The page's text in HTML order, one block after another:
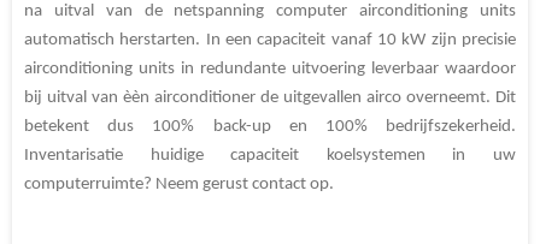
na uitval van de netspanning computer airconditioning units
automatisch herstarten. In een capaciteit vanaf 10 kW zijn precisie
airconditioning units in redundante uitvoering leverbaar waardoor
bij uitval van èèn airconditioner de uitgevallen airco overneemt. Dit
betekent dus 100% back-up en 100% bedrijfszekerheid.
Inventarisatie huidige capaciteit koelsystemen in uw
computerruimte? Neem gerust contact op.